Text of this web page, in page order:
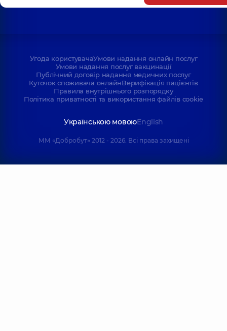
Угода користувачаУмови надання онлайн послуг
Умови надання послуг вакцинації
Публічний договір надання медичних послуг
Куточок споживача онлайнВерифікація пацієнтів
Правила внутрішнього розпорядку
Політика приватності та використання файлів cookie
Українською мовоюEnglish
ММ «Добробут» 2012 - 2026. Всі права захищені